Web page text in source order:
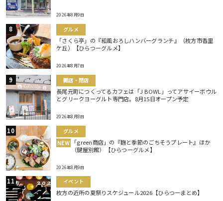
2026年8月9日
グルメ
「さくら亭」の『和風おろしハンバーグランチ』（枚方市香里
ケ丘）【ひらつーグルメ】
2026年8月7日
開店・閉店
長尾元町につくってるカフェは「J BOWL」ってアサイーボウル
とグリークヨーグルト専門店。8月15日オープン予定
2026年8月8日
グルメ
NEW
「green商店」の『麹と季節のごちそうプレート』ほか
（鍵屋別館）【ひらつーグルメ】
2026年8月9日
イベント
枚方の近所の夏祭りスケジュール2026【ひらつーまとめ】